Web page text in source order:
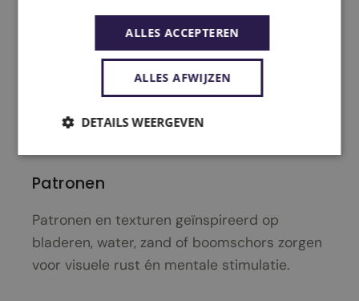
Patronen
Patronen en texturen geïnspireerd op
bladeren, water, zand of boomschors zorgen
voor visuele rust én mentale stimulatie.
ALLES ACCEPTEREN
ALLES AFWIJZEN
DETAILS WEERGEVEN